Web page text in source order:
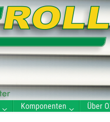
Komponenten Über